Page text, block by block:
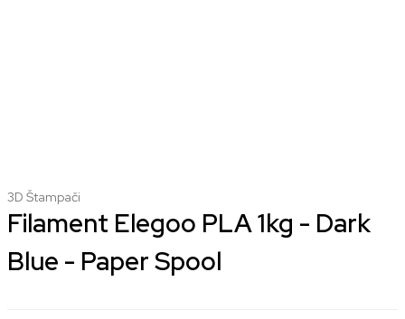
3D Štampači
Filament Elegoo PLA 1kg - Dark
Blue - Paper Spool